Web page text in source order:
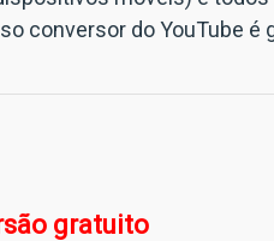
conversor do YouTube é
gratuito